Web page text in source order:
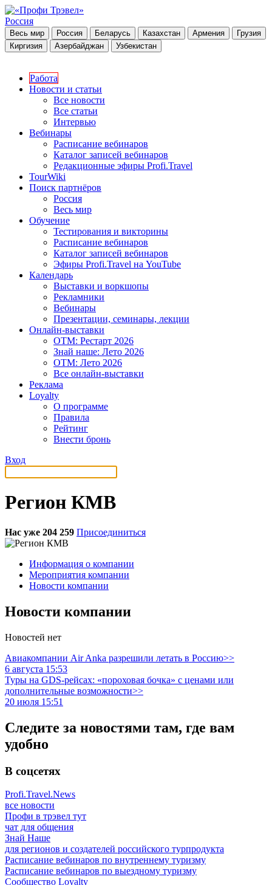
Россия
Весь мир Россия Беларусь Казахстан Армения
Грузия
Киргизия
Азербайджан Узбекистан
Работа
Новости и статьи
Все новости
Все статьи
Интервью
Вебинары
Расписание вебинаров
Каталог записей вебинаров
Редакционные эфиры Profi.Travel
TourWiki
Поиск партнёров
Россия
Весь мир
Обучение
Тестирования и викторины
Расписание вебинаров
Каталог записей вебинаров
Эфиры Profi.Travel на YouTube
Календарь
Выставки и воркшопы
Рекламники
Вебинары
Презентации, семинары, лекции
Онлайн-выставки
OTM: Рестарт 2026
Знай наше: Лето 2026
OTM: Лето 2026
Все онлайн-выставки
Реклама
Loyalty
О программе
Правила
Рейтинг
Внести бронь
Вход
Регион КМВ
Нас уже 204 259 Присоединиться
Информация о компании
Мероприятия компании
Новости компании
Новости компании
Новостей нет
Авиакомпании Air Anka разрешили летать в Россию>>
6 августа 15:53
Туры на GDS-рейсах: «пороховая бочка» с ценами или
дополнительные возможности>>
20 июля 15:51
Следите за новостями там, где вам
удобно
В соцсетях
Profi.Travel.News
все новости
Профи в трэвел тут
чат для общения
Знай Наше
для регионов и создателей российского турпродукта
Расписание вебинаров по внутреннему туризму
Расписание вебинаров по выездному туризму
Сообщество Loyalty